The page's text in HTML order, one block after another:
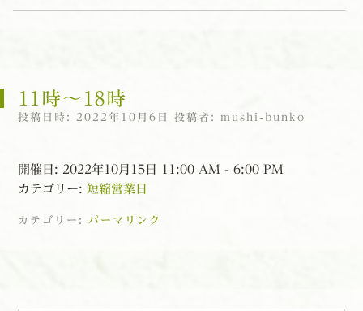
11時〜18時
投稿日時: 2022年10月6日 投稿者: mushi-bunko
開催日: 2022年10月15日 11:00 AM - 6:00 PM
カテゴリー: 短縮営業日
カテゴリー: パーマリンク